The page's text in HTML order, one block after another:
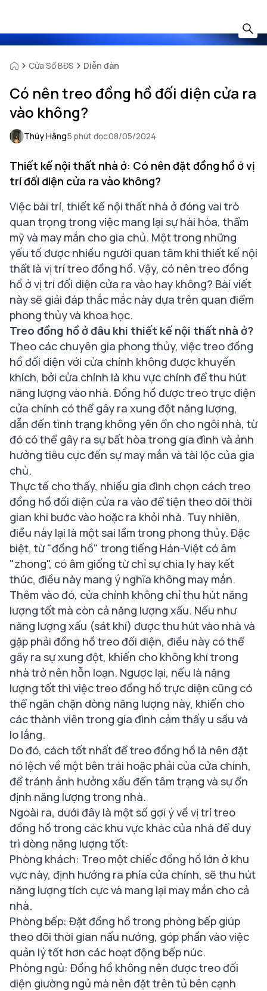
Cửa Sổ BĐS Diễn đàn
Có nên treo đồng hồ đối diện cửa ra
vào không?
Thúy Hằng5 phút đọc08/05/2024
Thiết kế nội thất nhà ở: Có nên đặt đồng hồ ở vị
trí đối diện cửa ra vào không?
Việc bài trí, thiết kế nội thất nhà ở đóng vai trò
quan trọng trong việc mang lại sự hài hòa, thẩm
mỹ và may mắn cho gia chủ. Một trong những
yếu tố được nhiều người quan tâm khi thiết kế nội
thất là vị trí treo đồng hồ. Vậy, có nên treo đồng
hồ ở vị trí đối diện cửa ra vào hay không? Bài viết
này sẽ giải đáp thắc mắc này dựa trên quan điểm
phong thủy và khoa học.
Treo đồng hồ ở đâu khi thiết kế nội thất nhà ở?
Theo các chuyên gia phong thủy, việc treo đồng
hồ đối diện với cửa chính không được khuyến
khích, bởi cửa chính là khu vực chính để thu hút
năng lượng vào nhà. Đồng hồ được treo trực diện
cửa chính có thể gây ra xung đột năng lượng,
dẫn đến tình trạng không yên ổn cho ngôi nhà, từ
đó có thể gây ra sự bất hòa trong gia đình và ảnh
hưởng tiêu cực đến sự may mắn và tài lộc của gia
chủ.
Thực tế cho thấy, nhiều gia đình chọn cách treo
đồng hồ đối diện cửa ra vào để tiện theo dõi thời
gian khi bước vào hoặc ra khỏi nhà. Tuy nhiên,
điều này lại là một sai lầm trong phong thủy. Đặc
biệt, từ "đồng hồ" trong tiếng Hán-Việt có âm
"zhong", có âm giống từ chỉ sự chia ly hay kết
thúc, điều này mang ý nghĩa không may mắn.
Thêm vào đó, cửa chính không chỉ thu hút năng
lượng tốt mà còn cả năng lượng xấu. Nếu như
năng lượng xấu (sát khí) được thu hút vào nhà và
gặp phải đồng hồ treo đối diện, điều này có thể
gây ra sự xung đột, khiến cho không khí trong
nhà trở nên hỗn loạn. Ngược lại, nếu là năng
lượng tốt thì việc treo đồng hồ trực diện cũng có
thể ngăn chặn dòng năng lượng này, khiến cho
các thành viên trong gia đình cảm thấy u sầu và
lo lắng.
Do đó, cách tốt nhất để treo đồng hồ là nên đặt
nó lệch về một bên trái hoặc phải của cửa chính,
để tránh ảnh hưởng xấu đến tâm trạng và sự ổn
định năng lượng trong nhà.
Ngoài ra, dưới đây là một số gợi ý về vị trí treo
đồng hồ trong các khu vực khác của nhà để duy
trì dòng năng lượng tốt:
Phòng khách: Treo một chiếc đồng hồ lớn ở khu
vực này, định hướng ra phía cửa chính, sẽ thu hút
năng lượng tích cực và mang lại may mắn cho cả
nhà.
Phòng bếp: Đặt đồng hồ trong phòng bếp giúp
theo dõi thời gian nấu nướng, góp phần vào việc
quản lý tốt hơn các hoạt động bếp núc.
Phòng ngủ: Đồng hồ không nên được treo đối
diện giường ngủ mà nên đặt trên tủ bên cạnh